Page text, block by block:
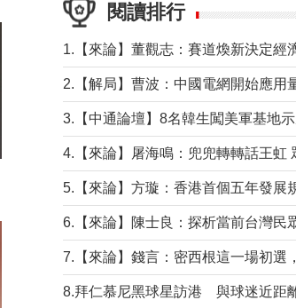
閱讀排行
1.【來論】董觀志：賽道煥新決定經
8.拜仁慕尼黑球星訪港 與球迷近距